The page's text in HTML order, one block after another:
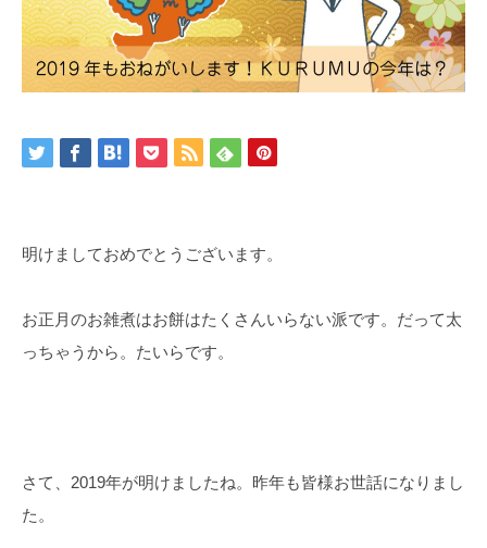
明けましておめでとうございます。
お正月のお雑煮はお餅はたくさんいらない派です。だって太
っちゃうから。たいらです。
さて、2019年が明けましたね。昨年も皆様お世話になりまし
た。